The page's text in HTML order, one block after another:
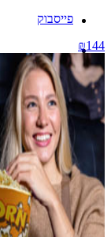
פייסבוק
₪144